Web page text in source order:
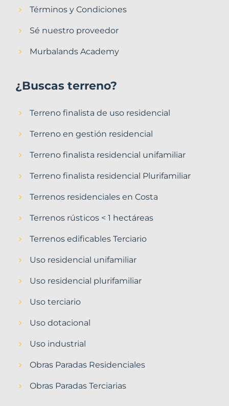
Términos y Condiciones
Sé nuestro proveedor
Murbalands Academy
¿Buscas terreno?
Terreno finalista de uso residencial
Terreno en gestión residencial
Terreno finalista residencial unifamiliar
Terreno finalista residencial Plurifamiliar
Terrenos residenciales en Costa
Terrenos rústicos < 1 hectáreas
Terrenos edificables Terciario
Uso residencial unifamiliar
Uso residencial plurifamiliar
Uso terciario
Uso dotacional
Uso industrial
Obras Paradas Residenciales
Obras Paradas Terciarias